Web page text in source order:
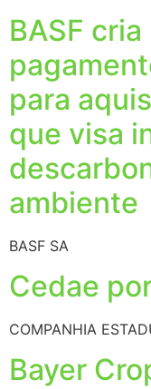
BASF
para
que visa
ambiente
BASF SA
Cedae
COMPANHIA
Bayer